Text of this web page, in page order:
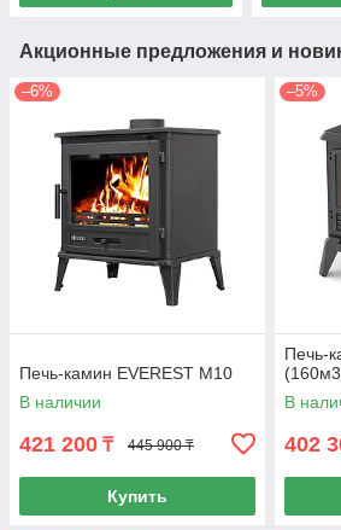
Акционные предложения и
–6%
Печь-камин EVEREST М10
В наличии
421 200 ₸ 445 900 ₸
Купить
–5%
Печь-
В
402